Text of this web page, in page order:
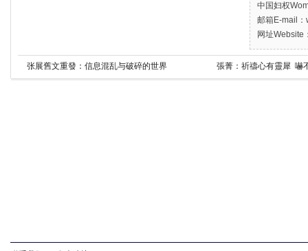
中国妇权
邮箱E-mail
网址Website
张展舊文重發：信息混乱与破碎的世界 張菁：祈禱心有靈犀 嚇